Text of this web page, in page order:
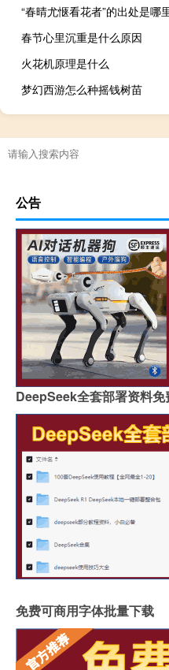
“春晴尤惬看花者”的出处是哪
春节心里沉重是什么原因
火花机原理是什么
梦幻西游怎么种摇钱树苗
公告
DeepSeek全套部署资料免
免费可商用字体批量下载